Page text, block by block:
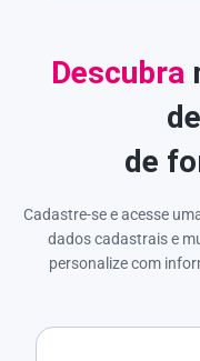
Descubra
de
Cadastre-se e acesse
dados cadastrais e
personalize com